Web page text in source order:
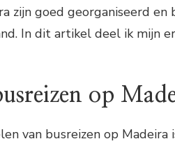
zijn goed georganiseerd en
In dit artikel deel ik mijn
op
van busreizen op Madeira